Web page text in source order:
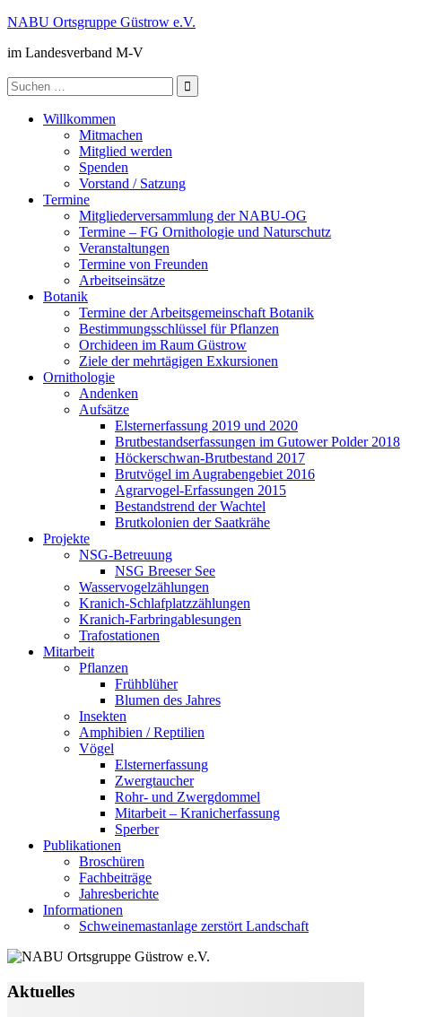
Zum
springen
NABU Ortsgruppe Güstrow e.V.
im Landesverband M-V
Suche
nach:
Willkommen
Mitmachen
Mitglied werden
Spenden
Vorstand / Satzung
Termine
Mitgliederversammlung der NABU-OG
Termine – FG Ornithologie und Naturschutz
Veranstaltungen
Termine von Freunden
Arbeitseinsätze
Botanik
Termine der Arbeitsgemeinschaft Botanik
Bestimmungsschlüssel für Pflanzen
Orchideen im Raum Güstrow
Ziele der mehrtägigen Exkursionen
Ornithologie
Andenken
Aufsätze
Elsternerfassung 2019 und 2020
Brutbestandserfassungen im Gutower Polder 2018
Höckerschwan-Brutbestand 2017
Brutvögel im Augrabengebiet 2016
Agrarvogel-Erfassungen 2015
Bestandstrend der Wachtel
Brutkolonien der Saatkrähe
Projekte
NSG-Betreuung
NSG Breeser See
Wasservogelzählungen
Kranich-Schlafplatzzählungen
Kranich-Farbringablesungen
Trafostationen
Mitarbeit
Pflanzen
Frühblüher
Blumen des Jahres
Insekten
Amphibien / Reptilien
Vögel
Elsternerfassung
Zwergtaucher
Rohr- und Zwergdommel
Mitarbeit – Kranicherfassung
Sperber
Publikationen
Broschüren
Fachbeiträge
Jahresberichte
Informationen
Schweinemastanlage zerstört Landschaft
Aktuelles